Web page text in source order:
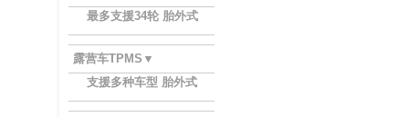
最多支援34轮 胎外式
露营车TPMS▼
支援多种车型 胎外式